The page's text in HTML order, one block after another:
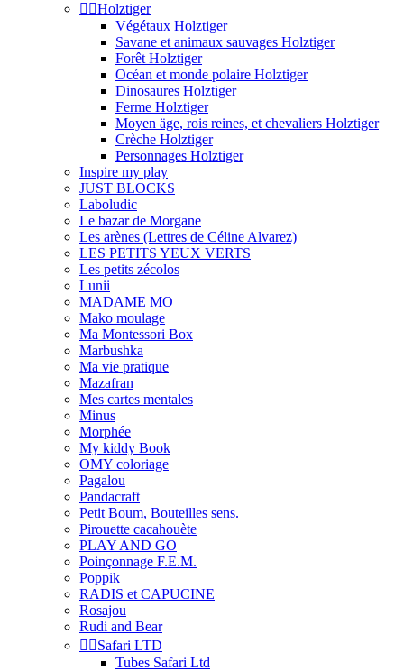
 Holztiger
Végétaux Holztiger
Savane et animaux sauvages Holztiger
Forêt Holztiger
Océan et monde polaire Holztiger
Dinosaures Holztiger
Ferme Holztiger
Moyen äge, rois reines, et chevaliers Holztiger
Crèche Holztiger
Personnages Holztiger
Inspire my play
JUST BLOCKS
Laboludic
Le bazar de Morgane
Les arènes (Lettres de Céline Alvarez)
LES PETITS YEUX VERTS
Les petits zécolos
Lunii
MADAME MO
Mako moulage
Ma Montessori Box
Marbushka
Ma vie pratique
Mazafran
Mes cartes mentales
Minus
Morphée
My kiddy Book
OMY coloriage
Pagalou
Pandacraft
Petit Boum, Bouteilles sens.
Pirouette cacahouète
PLAY AND GO
Poinçonnage F.E.M.
Poppik
RADIS et CAPUCINE
Rosajou
Rudi and Bear
 Safari LTD
Tubes Safari Ltd